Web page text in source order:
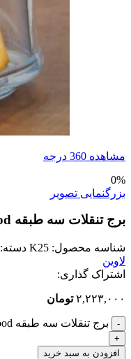
مشاهده 360 درجه
0%
بزرگنمایی تصویر
برج تنقلات سه طبقه Blwood
شناسه محصول: K25 دسته:
لاوین
اشتراک گذاری:
۲,۲۲۳,۰۰۰ تومان
برج تنقلات سه طبقه Blwood عدد
افزودن به سبد خرید